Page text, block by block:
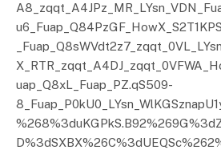
uap_Q8xL_Fuap_PZ.qS509-